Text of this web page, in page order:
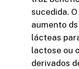
sucedida.
aumento
lácteas
lactose ou
derivados